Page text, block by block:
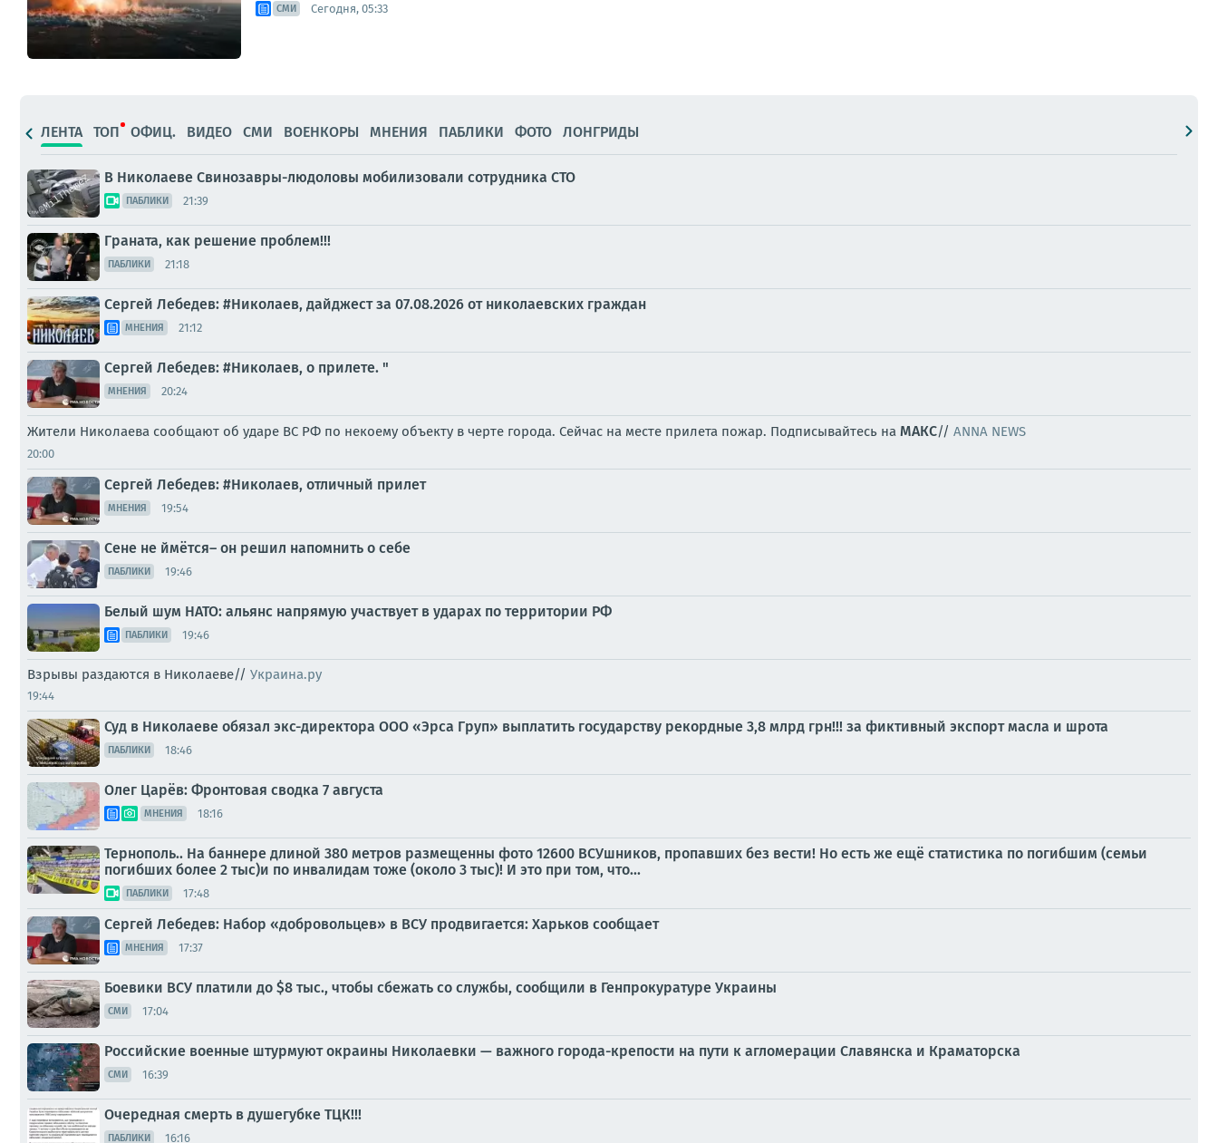
СМИ Сегодня, 05:33
ЛЕНТА ТОП ОФИЦ. ВИДЕО СМИ ВОЕНКОРЫ МНЕНИЯ ПАБЛИКИ ФОТО ЛОНГРИДЫ
В Николаеве Свинозавры-людоловы мобилизовали сотрудника СТО
ПАБЛИКИ 21:39
Граната, как решение проблем!!!
ПАБЛИКИ 21:18
Сергей Лебедев: #Николаев, дайджест за 07.08.2026 от николаевских граждан
МНЕНИЯ 21:12
Сергей Лебедев: #Николаев, о прилете. "
МНЕНИЯ 20:24
Жители Николаева сообщают об ударе ВС РФ по некоему объекту в черте города. Сейчас на месте прилета пожар. Подписывайтесь на МАКС// ANNA NEWS
20:00
Сергей Лебедев: #Николаев, отличный прилет
МНЕНИЯ 19:54
Сене не ймётся– он решил напомнить о себе
ПАБЛИКИ 19:46
Белый шум НАТО: альянс напрямую участвует в ударах по территории РФ
ПАБЛИКИ 19:46
Взрывы раздаются в Николаеве// Украина.ру
19:44
Суд в Николаеве обязал экс-директора ООО «Эрса Груп» выплатить государству рекордные 3,8 млрд грн!!! за фиктивный экспорт масла и шрота
ПАБЛИКИ 18:46
Олег Царёв: Фронтовая сводка 7 августа
МНЕНИЯ 18:16
Тернополь.. На баннере длиной 380 метров размещенны фото 12600 ВСУшников, пропавших без вести! Но есть же ещё статистика по погибшим (семьи
погибших более 2 тыс)и по инвалидам тоже (около 3 тыс)! И это при том, что...
ПАБЛИКИ 17:48
Сергей Лебедев: Набор «добровольцев» в ВСУ продвигается: Харьков сообщает
МНЕНИЯ 17:37
Боевики ВСУ платили до $8 тыс., чтобы сбежать со службы, сообщили в Генпрокуратуре Украины
СМИ 17:04
Российские военные штурмуют окраины Николаевки — важного города-крепости на пути к агломерации Славянска и Краматорска
СМИ 16:39
Очередная смерть в душегубке ТЦК!!!
ПАБЛИКИ 16:16